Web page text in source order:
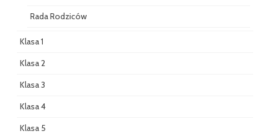
Rada Rodziców
Klasa 1
Klasa 2
Klasa 3
Klasa 4
Klasa 5